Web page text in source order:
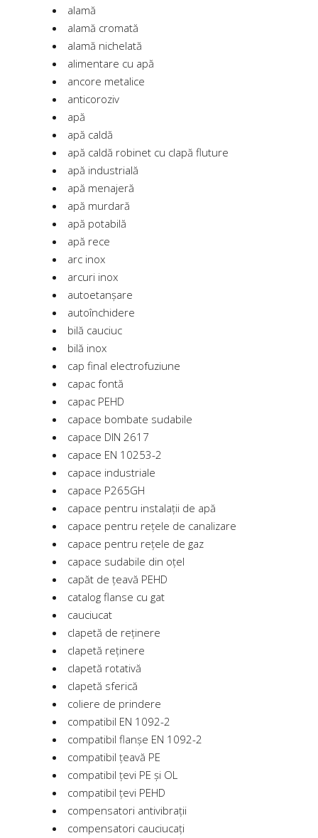
alamă
alamă cromată
alamă nichelată
alimentare cu apă
ancore metalice
anticoroziv
apă
apă caldă
apă caldă robinet cu clapă fluture
apă industrială
apă menajeră
apă murdară
apă potabilă
apă rece
arc inox
arcuri inox
autoetanșare
autoînchidere
bilă cauciuc
bilă inox
cap final electrofuziune
capac fontă
capac PEHD
capace bombate sudabile
capace DIN 2617
capace EN 10253-2
capace industriale
capace P265GH
capace pentru instalații de apă
capace pentru rețele de canalizare
capace pentru rețele de gaz
capace sudabile din oțel
capăt de țeavă PEHD
catalog flanse cu gat
cauciucat
clapetă de reținere
clapetă reținere
clapetă rotativă
clapetă sferică
coliere de prindere
compatibil EN 1092-2
compatibil flanșe EN 1092-2
compatibil țeavă PE
compatibil țevi PE și OL
compatibil țevi PEHD
compensatori antivibrații
compensatori cauciucați